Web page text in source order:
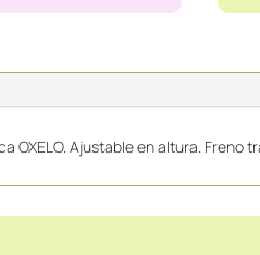
OXELO. Ajustable en altura. Freno